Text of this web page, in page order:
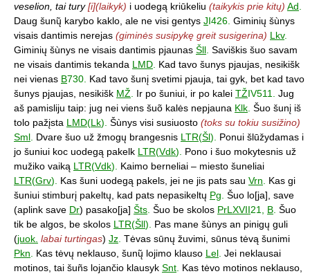
veselion, tai tury[i](laikyk) i uodegą kriūkeliu (taikykis prie kitų) Ad.
Daug šunų̃ karybo kaklo, ale ne visi gentys JI426. Giminių šùnys
visais dantimis nerejas (giminės susipykę greit susigerina) Lkv.
Giminių šùnys ne visais dantimis pjaunas Šll. Saviškis šuo savam
ne visais dantimis tekanda LMD. Kad tavo šunys pjaujas, nesikišk
nei vienas B730. Kad tavo šunį svetimi pjauja, tai gyk, bet kad tavo
šunys pjaujas, nesikišk MŽ. Ir po šuniui, ir po kalei TŽIV511. Jug
aš pamisliju taip: jug nei viens šuõ kalės nepjauna Klk. Šuo šunį iš
tolo pažįsta LMD(Lk). Šùnys visi susiuosto (toks su tokiu susižino)
Sml. Dvare šuo už žmogų brangesnis LTR(Šl). Ponui šlūžydamas i
jo šuniui koc uodegą pakelk LTR(Vdk). Pono i šuo mokytesnis už
mužiko vaiką LTR(Vdk). Kaimo berneliai – miesto šuneliai
LTR(Grv). Kas šuni uodegą pakels, jei ne jis pats sau Vrn. Kas gi
šuniui stimburį pakeltų, kad pats nepasikeltų Pg. Šuo lo[ja], save
(aplink save Dr) pasako[ja] Šts. Šuo be skolos PrLXVII21, B. Šuo
tik be algos, be skolos LTR(Šll). Pas mane šùnys an pinigų guli
(juok. labai turtingas) Jz. Tėvas sūnų žuvimi, sūnus tėvą šunimi
Pkn. Kas tėvų neklauso, šunų̃ lojimo klauso Lel. Jei neklausai
motinos, tai šuñs lojančio klausyk Snt. Kas tėvo motinos neklauso,